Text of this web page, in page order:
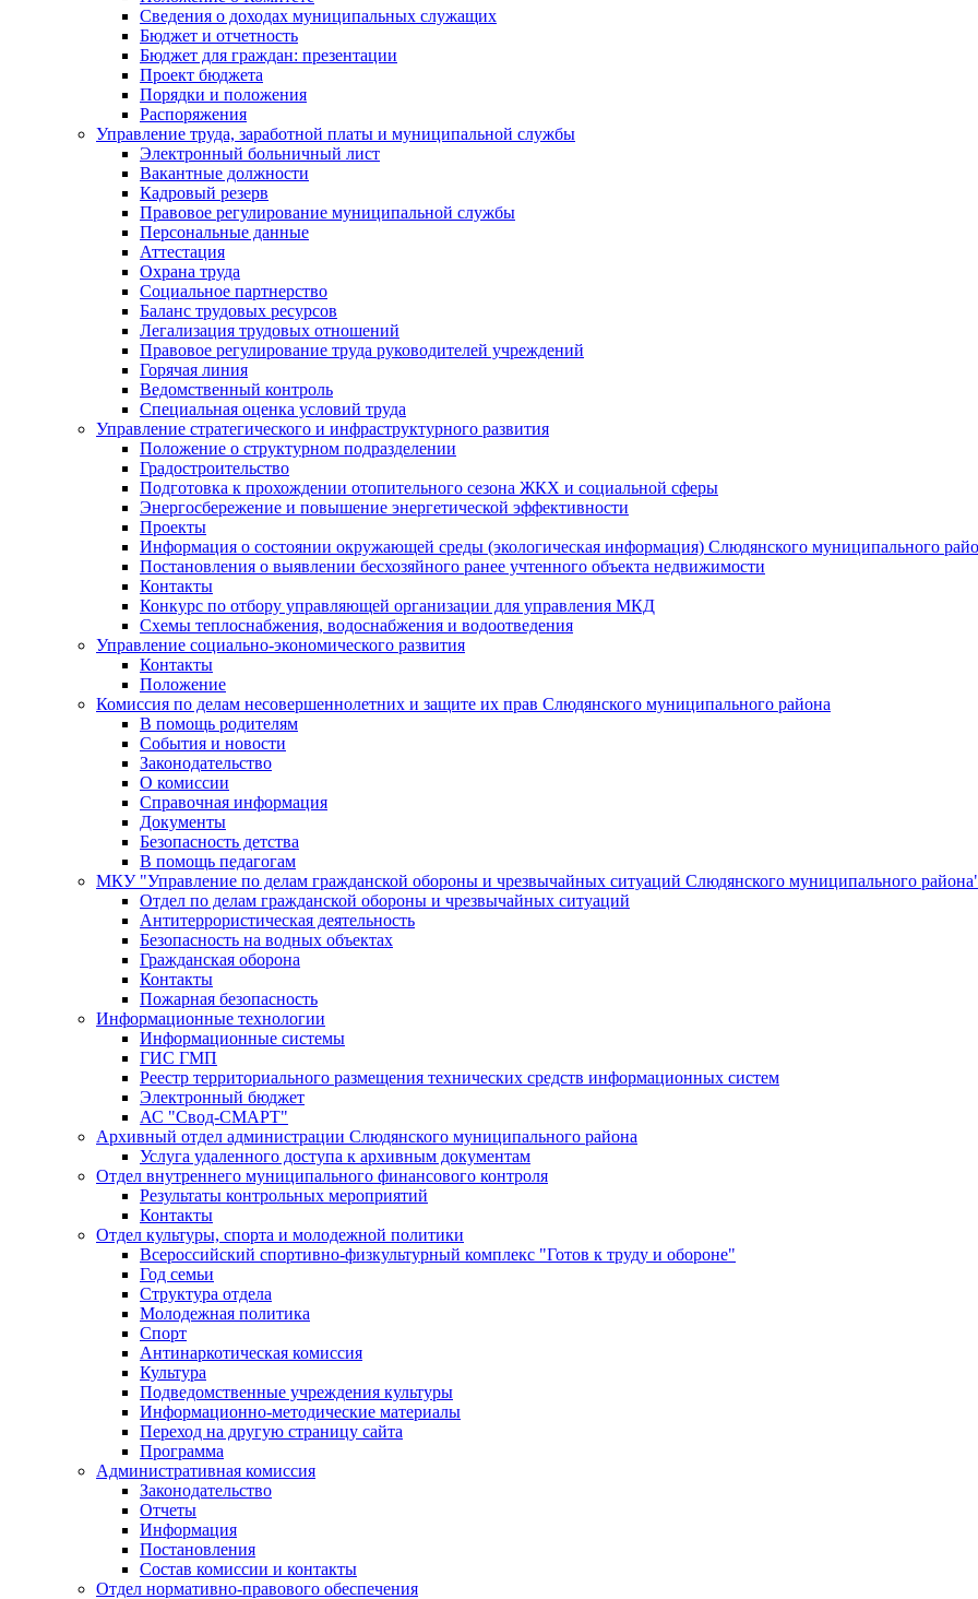
Сведения о доходах муниципальных служащих
Бюджет и отчетность
Бюджет для граждан: презентации
Проект бюджета
Порядки и положения
Распоряжения
Управление труда, заработной платы и муниципальной службы
Электронный больничный лист
Вакантные должности
Кадровый резерв
Правовое регулирование муниципальной службы
Персональные данные
Аттестация
Охрана труда
Социальное партнерство
Баланс трудовых ресурсов
Легализация трудовых отношений
Правовое регулирование труда руководителей учреждений
Горячая линия
Ведомственный контроль
Специальная оценка условий труда
Управление стратегического и инфраструктурного развития
Положение о структурном подразделении
Градостроительство
Подготовка к прохождении отопительного сезона ЖКХ и социальной сферы
Энергосбережение и повышение энергетической эффективности
Проекты
Информация о состоянии окружающей среды (экологическая информация) Слюдянского муниципального
Постановления о выявлении бесхозяйного ранее учтенного объекта недвижимости
Контакты
Конкурс по отбору управляющей организации для управления МКД
Схемы теплоснабжения, водоснабжения и водоотведения
Управление социально-экономического развития
Контакты
Положение
Комиссия по делам несовершеннолетних и защите их прав Слюдянского муниципального района
В помощь родителям
События и новости
Законодательство
О комиссии
Справочная информация
Документы
Безопасность детства
В помощь педагогам
МКУ "Управление по делам гражданской обороны и чрезвычайных ситуаций Слюдянского муниципального
Отдел по делам гражданской обороны и чрезвычайных ситуаций
Антитеррористическая деятельность
Безопасность на водных объектах
Гражданская оборона
Контакты
Пожарная безопасность
Информационные технологии
Информационные системы
ГИС ГМП
Реестр территориального размещения технических средств информационных систем
Электронный бюджет
АС "Свод-СМАРТ"
Архивный отдел администрации Слюдянского муниципального района
Услуга удаленного доступа к архивным документам
Отдел внутреннего муниципального финансового контроля
Результаты контрольных мероприятий
Контакты
Отдел культуры, спорта и молодежной политики
Всероссийский спортивно-физкультурный комплекс "Готов к труду и обороне"
Год семьи
Структура отдела
Молодежная политика
Спорт
Антинаркотическая комиссия
Культура
Подведомственные учреждения культуры
Информационно-методические материалы
Переход на другую страницу сайта
Программа
Административная комиссия
Законодательство
Отчеты
Информация
Постановления
Состав комиссии и контакты
Отдел нормативно-правового обеспечения